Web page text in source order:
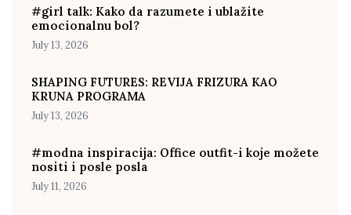
#girl talk: Kako da razumete i ublažite
emocionalnu bol?
July 13, 2026
SHAPING FUTURES: REVIJA FRIZURA KAO
KRUNA PROGRAMA
July 13, 2026
#modna inspiracija: Office outfit-i koje možete
nositi i posle posla
July 11, 2026